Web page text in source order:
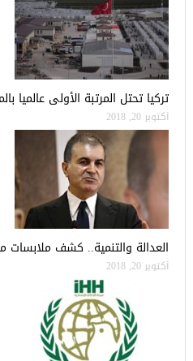
تركيا تحتل المرتبة الأولى عالميا
أكتوبر 20, 2018
العدالة والتنمية.. كشف
أكتوبر 20, 2018